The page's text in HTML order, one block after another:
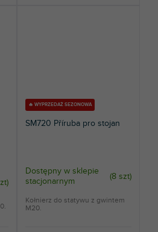
)
🔥 WYPRZEDAŻ SEZONOWA
SM720 Příruba pro stojan
Dostępny w sklepie
stacjonarnym
(8 szt)
Kołnierz do statywu z gwintem
M20.